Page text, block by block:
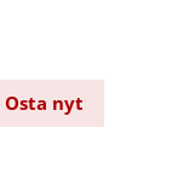
Osta nyt